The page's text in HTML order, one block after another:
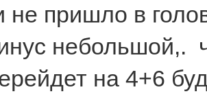
не пришло в
небольшой,.
на 4+6